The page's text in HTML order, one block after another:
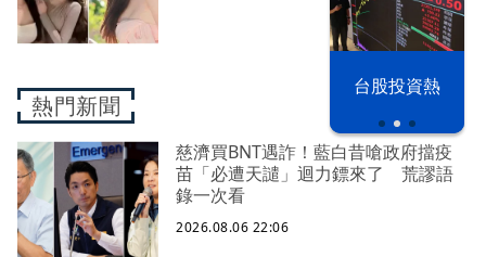
台股投資熱
熱門新聞
慈濟買BNT遇詐！藍白昔嗆政府擋疫
苗「必遭天譴」迴力鏢來了 荒謬語
錄一次看
2026.08.06 22:06